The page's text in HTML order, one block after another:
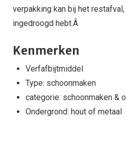
verpakking kan bij het
ingedroogd hebt.Â
Kenmerken
Verfafbijtmiddel
Type: schoonmaken
categorie: schoonmaken &
Ondergrond: hout of metaal